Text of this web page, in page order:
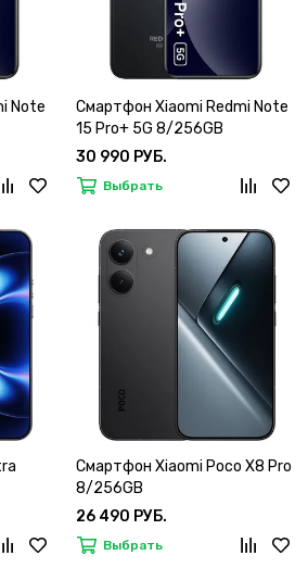
Note
Смартфон Xiaomi Redmi Note
15 Pro+ 5G 8/256GB
30 990 РУБ.
Выбрать
Смартфон Xiaomi Poco X8 Pro
8/256GB
26 490 РУБ.
Выбрать